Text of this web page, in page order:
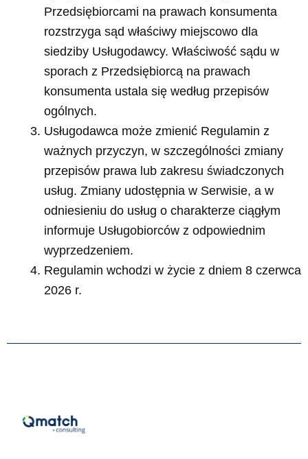
Przedsiębiorcami na prawach konsumenta
rozstrzyga sąd właściwy miejscowo dla
siedziby Usługodawcy. Właściwość sądu w
sporach z Przedsiębiorcą na prawach
konsumenta ustala się według przepisów
ogólnych.
Usługodawca może zmienić Regulamin z
ważnych przyczyn, w szczególności zmiany
przepisów prawa lub zakresu świadczonych
usług. Zmiany udostępnia w Serwisie, a w
odniesieniu do usług o charakterze ciągłym
informuje Usługobiorców z odpowiednim
wyprzedzeniem.
Regulamin wchodzi w życie z dniem 8 czerwca
2026 r.